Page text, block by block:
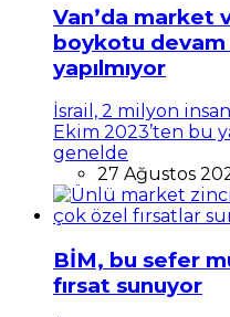
Van’da market
boykotu devam
yapılmıyor
İsrail, 2 milyon
Ekim 2023’ten bu
genelde
27 Ağustos
BİM, bu sefer
fırsat sunuyor